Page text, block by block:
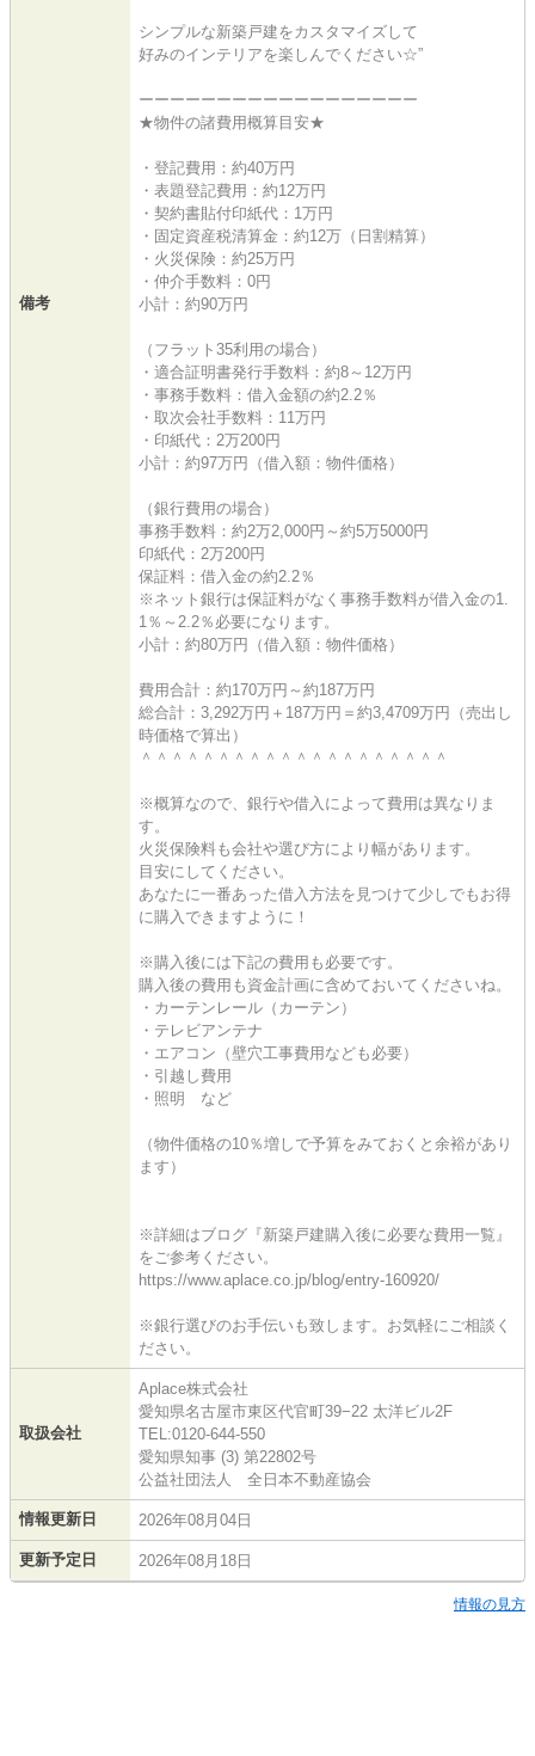
備考
シンプルな新築戸建をカスタマイズして
好みのインテリアを楽しんでください☆”
ーーーーーーーーーーーーーーーーーー
★物件の諸費用概算目安★
・登記費用：約40万円
・表題登記費用：約12万円
・契約書貼付印紙代：1万円
・固定資産税清算金：約12万（日割精算）
・火災保険：約25万円
・仲介手数料：0円
小計：約90万円
（フラット35利用の場合）
・適合証明書発行手数料：約8～12万円
・事務手数料：借入金額の約2.2％
・取次会社手数料：11万円
・印紙代：2万200円
小計：約97万円（借入額：物件価格）
（銀行費用の場合）
事務手数料：約2万2,000円～約5万5000円
印紙代：2万200円
保証料：借入金の約2.2％
※ネット銀行は保証料がなく事務手数料が借入金の1.
1％～2.2％必要になります。
小計：約80万円（借入額：物件価格）
費用合計：約170万円～約187万円
総合計：3,292万円＋187万円＝約3,4709万円（売出し
時価格で算出）
＾＾＾＾＾＾＾＾＾＾＾＾＾＾＾＾＾＾＾＾
※概算なので、銀行や借入によって費用は異なりま
す。
火災保険料も会社や選び方により幅があります。
目安にしてください。
あなたに一番あった借入方法を見つけて少しでもお得
に購入できますように！
※購入後には下記の費用も必要です。
購入後の費用も資金計画に含めておいてくださいね。
・カーテンレール（カーテン）
・テレビアンテナ
・エアコン（壁穴工事費用なども必要）
・引越し費用
・照明 など
（物件価格の10％増しで予算をみておくと余裕があり
ます）
※詳細はブログ『新築戸建購入後に必要な費用一覧』
をご参考ください。
https://www.aplace.co.jp/blog/entry-160920/
※銀行選びのお手伝いも致します。お気軽にご相談く
ださい。
取扱会社
Aplace株式会社
愛知県名古屋市東区代官町39−22 太洋ビル2F
TEL:0120-644-550
愛知県知事 (3) 第22802号
公益社団法人 全日本不動産協会
情報更新日 2026年08月04日
更新予定日 2026年08月18日
情報の見方